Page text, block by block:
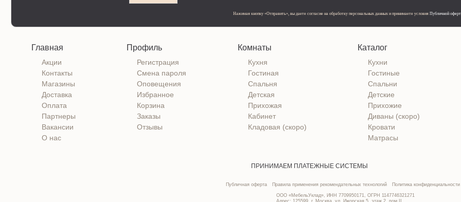
Нажимая кнопку «Отправить», вы даете согласие на обработку персональных данных и принимаете условияПубличной
Главная
Акции
Контакты
Магазины
Доставка
Оплата
Партнеры
Вакансии
О нас
Профиль
Регистрация
Смена пароля
Оповещения
Избранное
Корзина
Заказы
Отзывы
Комнаты
Кухня
Гостиная
Спальня
Детская
Прихожая
Кабинет
Кладовая (скоро)
Каталог
Кухни
Гостиные
Спальни
Детские
Прихожие
Диваны (скоро)
Кровати
Матрасы
ПРИНИМАЕМ ПЛАТЕЖНЫЕ СИСТЕМЫ
Публичная оферта Правила применения рекомендательных технологий Политика конфиденциальности
ООО «МебельУклад», ИНН 7709950171, ОГРН 1147746321271